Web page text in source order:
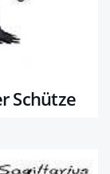
Schütze